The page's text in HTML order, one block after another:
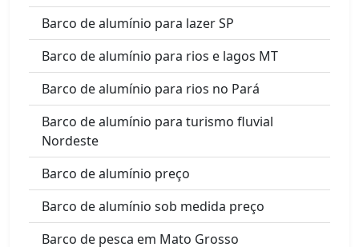
Barco de alumínio para lazer SP
Barco de alumínio para rios e lagos MT
Barco de alumínio para rios no Pará
Barco de alumínio para turismo fluvial
Nordeste
Barco de alumínio preço
Barco de alumínio sob medida preço
Barco de pesca em Mato Grosso